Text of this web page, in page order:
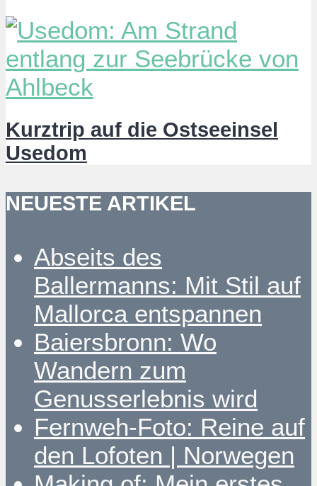
Kurztrip auf die Ostseeinsel
Usedom
NEUESTE ARTIKEL
Abseits des
Ballermanns: Mit Stil auf
Mallorca entspannen
Baiersbronn: Wo
Wandern zum
Genusserlebnis wird
Fernweh-Foto: Reine auf
den Lofoten | Norwegen